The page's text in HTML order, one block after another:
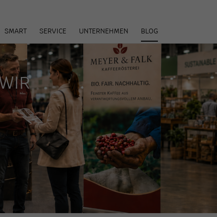
SMART SERVICE UNTERNEHMEN BLOG